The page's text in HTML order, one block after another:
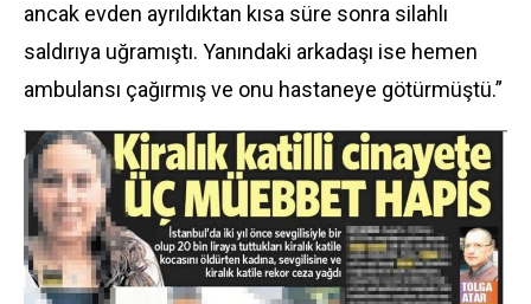
ancak evden ayrıldıktan kısa süre sonra silahlı
saldırıya uğramıştı. Yanındaki arkadaşı ise hemen
ambulansı çağırmış ve onu hastaneye götürmüştü.”